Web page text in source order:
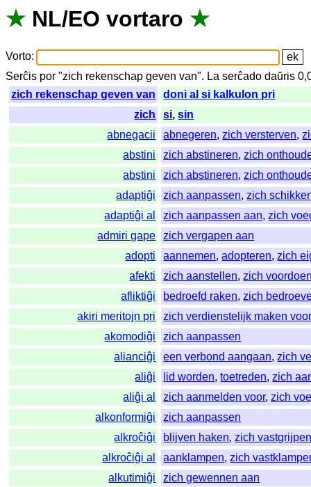
★ NL/EO vortaro ★
Vorto:
Serĉis por "zich rekenschap geven van". La serĉado daŭris
zich rekenschap geven van
doni al si kalkulon pri
zich
si,sin
abnegacii
abnegeren,zich versterven,
abstini
zich abstineren,zich
abstini
zich abstineren,zich
adaptiĝi
zich aanpassen,zich
adaptiĝi al
zich aanpassen aan,zich
admiri gape
zich vergapen aan
adopti
aannemen,adopteren,zich
afekti
zich aanstellen,zich
afliktiĝi
bedroefd raken,zich
akiri meritojn pri
zich verdienstelijk maken
akomodiĝi
zich aanpassen
alianciĝi
een verbond aangaan,zich
aliĝi
lid worden,toetreden,zich
aliĝi al
zich aanmelden voor,zich
alkonformiĝi
zich aanpassen
alkroĉiĝi
blijven haken,zich
alkroĉiĝi al
aanklampen,zich
alkutimiĝi
zich gewennen aan